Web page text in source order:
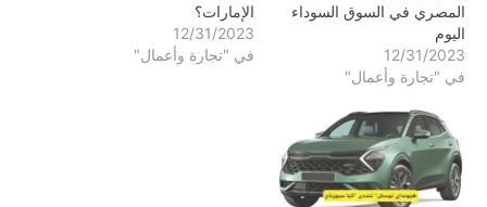
المصري في السوق السوداء
اليوم
12/31/2023
في "تجارة وأعمال"
الإمارات؟
12/31/2023
في "تجارة وأعمال"